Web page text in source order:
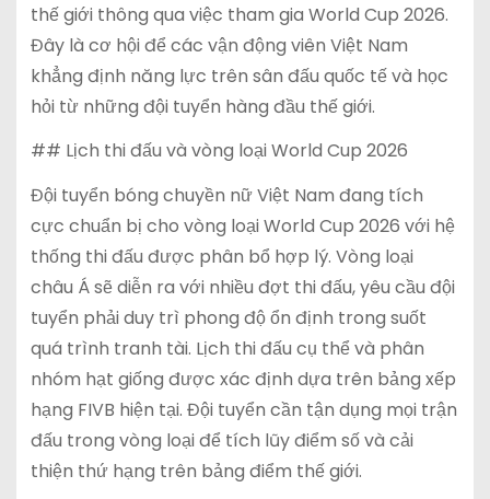
thế giới thông qua việc tham gia World Cup 2026.
Đây là cơ hội để các vận động viên Việt Nam
khẳng định năng lực trên sân đấu quốc tế và học
hỏi từ những đội tuyển hàng đầu thế giới.
## Lịch thi đấu và vòng loại World Cup 2026
Đội tuyển bóng chuyền nữ Việt Nam đang tích
cực chuẩn bị cho vòng loại World Cup 2026 với hệ
thống thi đấu được phân bổ hợp lý. Vòng loại
châu Á sẽ diễn ra với nhiều đợt thi đấu, yêu cầu đội
tuyển phải duy trì phong độ ổn định trong suốt
quá trình tranh tài. Lịch thi đấu cụ thể và phân
nhóm hạt giống được xác định dựa trên bảng xếp
hạng FIVB hiện tại. Đội tuyển cần tận dụng mọi trận
đấu trong vòng loại để tích lũy điểm số và cải
thiện thứ hạng trên bảng điểm thế giới.